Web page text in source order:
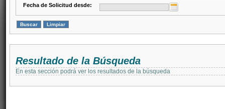
Fecha de Solicitud desde:
Resultado de la Búsqueda
En esta sección podrá ver los resultados de la búsqueda